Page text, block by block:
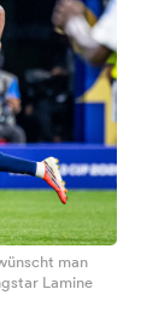
man
Lamine